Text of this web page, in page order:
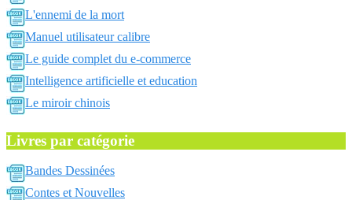
L'ennemi de la mort
Manuel utilisateur calibre
Le guide complet du e-commerce
Intelligence artificielle et education
Le miroir chinois
Livres par catégorie
Bandes Dessinées
Contes et Nouvelles